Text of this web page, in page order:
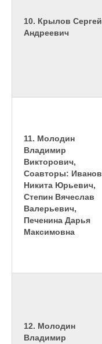
10. Крылов Сергей
Андреевич
11. Молодин
Владимир
Викторович,
Соавторы: Иванов
Никита Юрьевич,
Степин Вячеслав
Валерьевич,
Печенина Дарья
Максимовна
12. Молодин
Владимир